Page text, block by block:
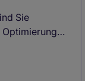
Sie
haben die
einem